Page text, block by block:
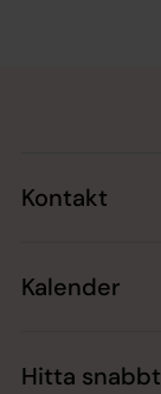
Kontakt
Kalender
Hitta snabbt